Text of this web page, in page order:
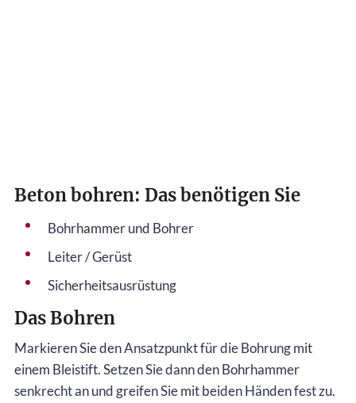
Beton bohren: Das benötigen Sie
Bohrhammer und Bohrer
Leiter / Gerüst
Sicherheitsausrüstung
Das Bohren
Markieren Sie den Ansatzpunkt für die Bohrung mit
einem Bleistift. Setzen Sie dann den Bohrhammer
senkrecht an und greifen Sie mit beiden Händen fest zu.